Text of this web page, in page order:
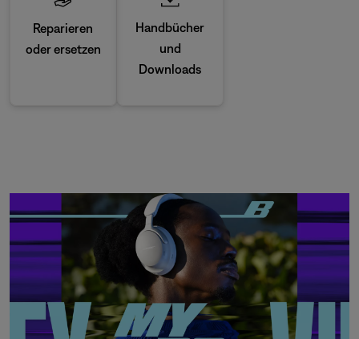
Reparieren
oder ersetzen
Handbücher
und
Downloads